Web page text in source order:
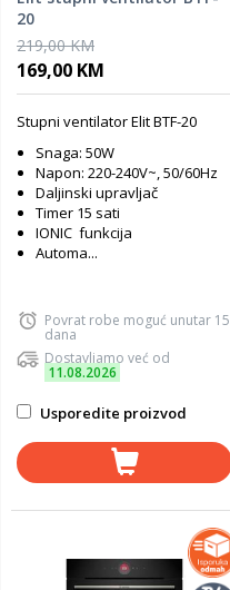
20
219,00 KM
169,00 KM
Stupni ventilator Elit BTF-20
Snaga: 50W
Napon: 220-240V~, 50/60Hz
Daljinski upravljač
Timer 15 sati
IONIC funkcija
Automa...
Povrat robe moguć unutar 15
dana
Dostavljamo već od
11.08.2026
Usporedite proizvod